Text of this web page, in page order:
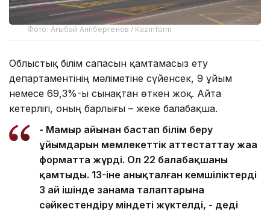
Фото: Ағыбай Аяпбергенов / Kazinform
Облыстық білім сапасын қамтамасыз ету
департаментінің мәліметіне сүйенсек, 9 ұйым
немесе 69,3%-ы сынақтан өткен жоқ. Айта
кетерлігі, оның барлығы – жеке балабақша.
- Мамыр айынан бастап білім беру
ұйымдарын мемлекеттік аттестаттау жаңа
форматта жүрді. Ол 22 балабақшаны
қамтыды. 13-іне анықталған кемшіліктерді
3 ай ішінде заңнама талаптарына
сәйкестендіру міндеті жүктелді, - деді